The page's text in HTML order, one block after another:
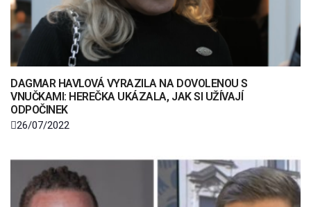
DAGMAR HAVLOVÁ VYRAZILA NA DOVOLENOU S
VNUČKAMI: HEREČKA UKÁZALA, JAK SI UŽÍVAJÍ
ODPOČINEK
26/07/2022